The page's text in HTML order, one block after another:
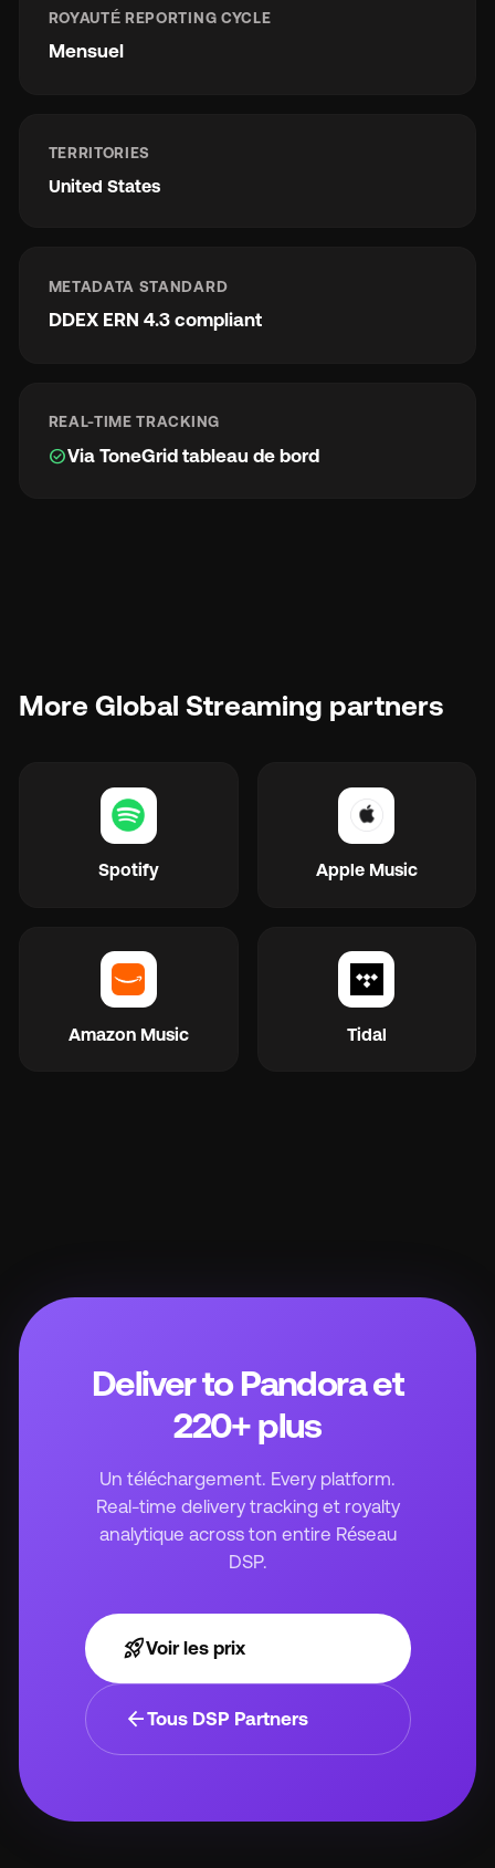
ROYAUTÉ REPORTING CYCLE
Mensuel
TERRITORIES
United States
METADATA STANDARD
DDEX ERN 4.3 compliant
REAL-TIME TRACKING
check_circleVia ToneGrid tableau de bord
More Global Streaming partners
Spotify Apple Music
Amazon Music Tidal
Deliver to Pandora et
220+ plus
Un téléchargement. Every platform.
Real-time delivery tracking et royalty
analytique across ton entire Réseau
DSP.
rocket_launchVoir les prix
arrow_backTous DSP Partners